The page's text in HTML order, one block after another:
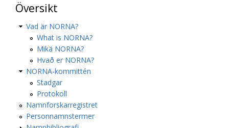
Översikt
Vad är NORNA?
What is NORNA?
Mikä NORNA?
Hvað er NORNA?
NORNA-kommittén
Stadgar
Protokoll
Namnforskarregistret
Personnamnstermer